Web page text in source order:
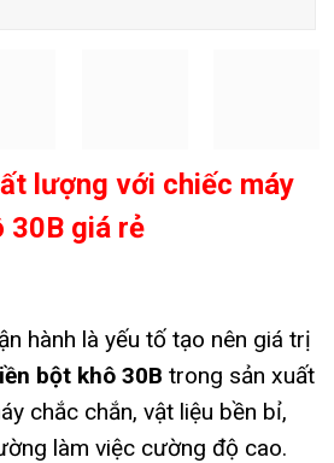
lượng với chiếc máy
30B giá rẻ
hành là yếu tố tạo nên giá trị
bột khô 30B trong sản xuất
chắc chắn, vật liệu bền bỉ,
làm việc cường độ cao.